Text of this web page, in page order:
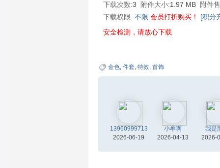
下载次数:3 附件大小:1.97 MB
附件
下载权限: 不限 会员打折购买！
[积分
安全检测，请放心下载
金色, 件套, 特效, 首饰
13960999713
2026-06-19
小牟啊
2026-04-13
我是
2026-